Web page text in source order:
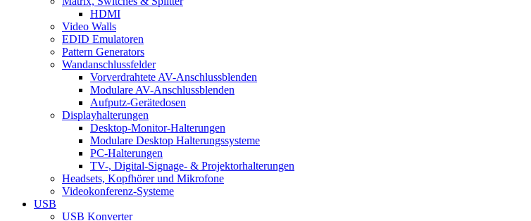
HDMI
Video Walls
EDID Emulatoren
Pattern Generators
Wandanschlussfelder
Vorverdrahtete AV-Anschlussblenden
Modulare AV-Anschlussblenden
Aufputz-Gerätedosen
Displayhalterungen
Desktop-Monitor-Halterungen
Modulare Desktop Halterungssysteme
PC-Halterungen
TV-, Digital-Signage- & Projektorhalterungen
Headsets, Kopfhörer und Mikrofone
Videokonferenz-Systeme
USB
USB Konverter